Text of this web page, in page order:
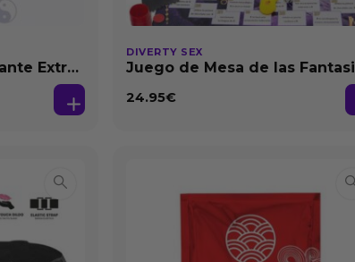
Extra
DIVERTY SEX
Juego de Mesa de las
24.95€